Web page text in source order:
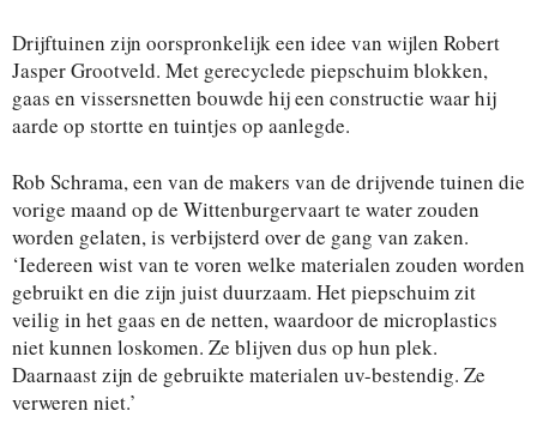
Drijftuinen zijn oorspronkelijk een idee van wijlen Robert
Jasper Grootveld. Met gerecyclede piepschuim blokken,
gaas en vissersnetten bouwde hij een constructie waar hij
aarde op stortte en tuintjes op aanlegde.
Rob Schrama, een van de makers van de drijvende tuinen die
vorige maand op de Wittenburgervaart te water zouden
worden gelaten, is verbijsterd over de gang van zaken.
‘Iedereen wist van te voren welke materialen zouden worden
gebruikt en die zijn juist duurzaam. Het piepschuim zit
veilig in het gaas en de netten, waardoor de microplastics
niet kunnen loskomen. Ze blijven dus op hun plek.
Daarnaast zijn de gebruikte materialen uv-bestendig. Ze
verweren niet.’